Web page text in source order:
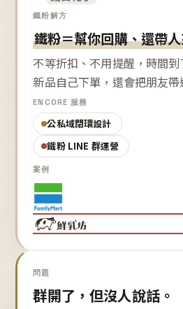
鐵粉解方
鐵粉＝幫你回購、還帶
不等折扣、不用提醒，時間
新品自己下單，還會把朋友帶
ENCORE 服務
公私域閉環設計
鐵粉 LINE 群運營
案例
問題
群開了，但沒人說話。